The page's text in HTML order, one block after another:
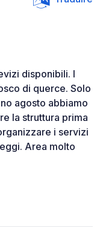
disponibili. I
di querce. Solo
agosto abbiamo
la struttura prima
i servizi
Area molto